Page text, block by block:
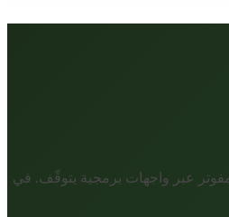
عبر واجهات برمجية يتوقّف. في